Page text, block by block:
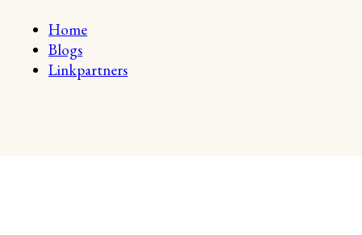
Home
Blogs
Linkpartners